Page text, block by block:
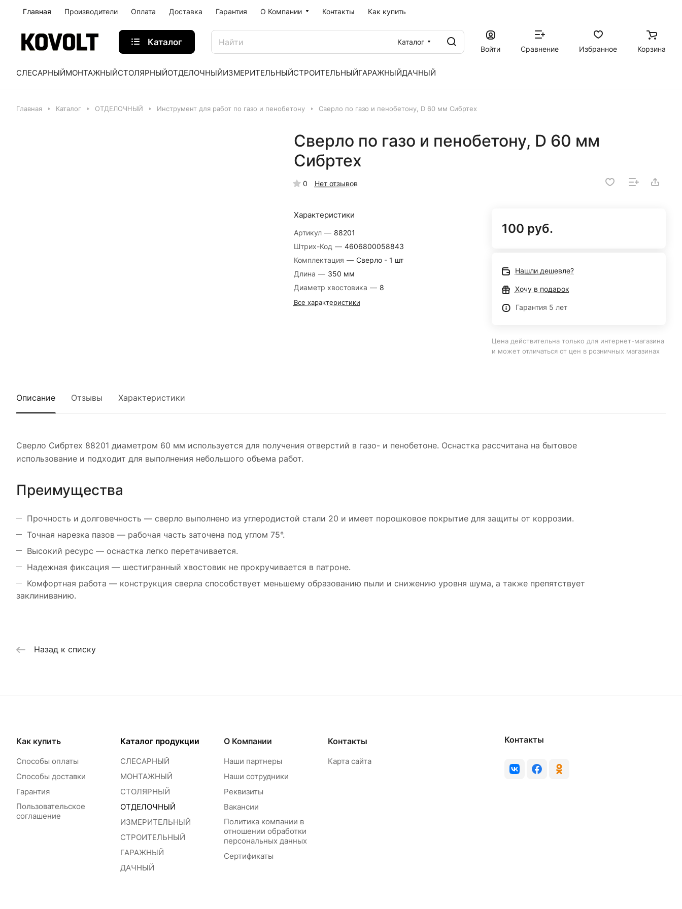
Главная Производители Оплата Доставка Гарантия О Компании Контакты Как купить
Каталог
Каталог
Войти
Сравнение Избранное Корзина
СЛЕСАРНЫЙМОНТАЖНЫЙСТОЛЯРНЫЙОТДЕЛОЧНЫЙИЗМЕРИТЕЛЬНЫЙСТРОИТЕЛЬНЫЙГАРАЖНЫЙДАЧНЫЙ
Главная Каталог ОТДЕЛОЧНЫЙ Инструмент для работ по газо и пенобетону Сверло по газо и пенобетону, D 60 мм Сибртех
Сверло по газо и пенобетону, D 60 мм
Сибртех
0 Нет отзывов
Характеристики
Артикул — 88201
Штрих-Код — 4606800058843
Комплектация — Сверло - 1 шт
Длина — 350 мм
Диаметр хвостовика — 8
Все характеристики
100 руб.
Нашли дешевле?
Хочу в подарок
Гарантия 5 лет
Цена действительна только для интернет-магазина
и может отличаться от цен в розничных магазинах
Описание Отзывы Характеристики
Сверло Сибртех 88201 диаметром 60 мм используется для получения отверстий в газо- и пенобетоне. Оснастка рассчитана на бытовое
использование и подходит для выполнения небольшого объема работ.
Преимущества
Прочность и долговечность — сверло выполнено из углеродистой стали 20 и имеет порошковое покрытие для защиты от коррозии.
Точная нарезка пазов — рабочая часть заточена под углом 75°.
Высокий ресурс — оснастка легко перетачивается.
Надежная фиксация — шестигранный хвостовик не прокручивается в патроне.
Комфортная работа — конструкция сверла способствует меньшему образованию пыли и снижению уровня шума, а также препятствует
заклиниванию.
Назад к списку
Как купить
Способы оплаты
Способы доставки
Гарантия
Пользовательское
соглашение
Каталог продукции
СЛЕСАРНЫЙ
МОНТАЖНЫЙ
СТОЛЯРНЫЙ
ОТДЕЛОЧНЫЙ
ИЗМЕРИТЕЛЬНЫЙ
СТРОИТЕЛЬНЫЙ
ГАРАЖНЫЙ
ДАЧНЫЙ
О Компании
Наши партнеры
Наши сотрудники
Реквизиты
Вакансии
Политика компании в
отношении обработки
персональных данных
Сертификаты
Контакты
Карта сайта
Контакты